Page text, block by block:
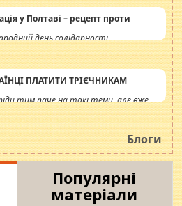
у Полтаві – рецепт проти
день солідарності
ПЛАТИТИ ТРІЄЧНИКАМ
тим паче на такі теми, але вже
сьогоднішні інсенуації
питання. Штучно
одна соціальна катастрофа.
Блоги
Популярні
матеріали